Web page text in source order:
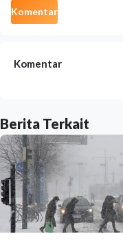
Komentar
Komentar
Berita Terkait